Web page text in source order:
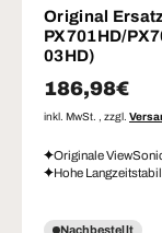
Original
PX701HD/
03HD)
Normaler
186,98€
inkl. MwSt. , zzgl.
Originale
Hohe
Nachbestellt